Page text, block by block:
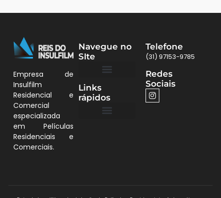
Empresa de
Insulfilm
Residencial e
Comercial
especializada
em Películas
Residenciais e
Comerciais.
Navegue no
SIte
Links
rápidos
Telefone
(31) 97153-9785
Redes
Sociais